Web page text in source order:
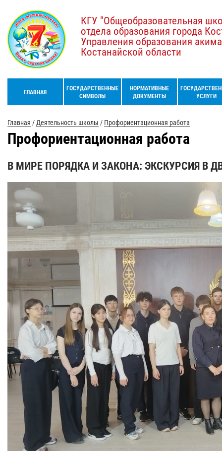
КГУ "Общеобразовательная
отдела образования города
Управления образования
Костанайской области
ГЛАВНАЯ
ГОСУДАРСТВЕННЫЕ
СИМВОЛЫ
НОРМАТИВНЫЕ
ДОКУМЕНТЫ
УСЛУГИ
Главная / Деятельность школы / Профориентационная работа
Профориентационная работа
В МИРЕ ПОРЯДКА И ЗАКОНА: ЭКСКУРСИЯ В